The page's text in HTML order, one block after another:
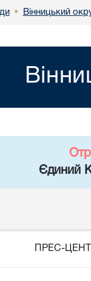
• Вінницький
Єдиний
ПРЕС-